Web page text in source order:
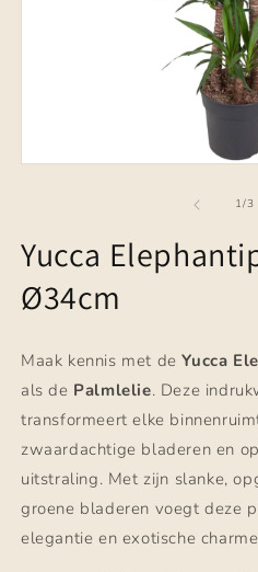
1/van
3
Yucca
Ø34cm
Maak kennis met deYucca
als de Palmlelie. Deze
transformeert elke
zwaardachtige bladeren en
uitstraling. Met zijn slanke,
groene bladeren voegt deze
elegantie en exotische